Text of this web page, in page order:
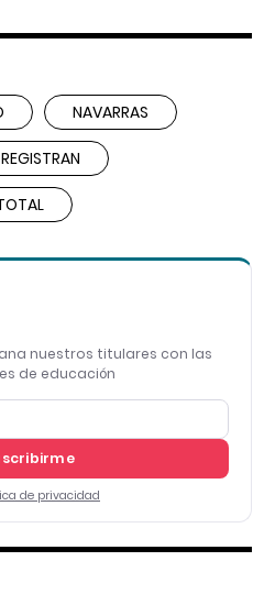
NAVARRAS
REGISTRAN
nuestros titulares con las
de educación
de privacidad